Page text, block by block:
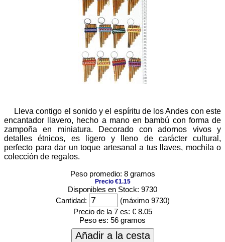
Lleva contigo el sonido y el espíritu de los Andes con este
encantador llavero, hecho a mano en bambú con forma de
zampoña en miniatura. Decorado con adornos vivos y
detalles étnicos, es ligero y lleno de carácter cultural,
perfecto para dar un toque artesanal a tus llaves, mochila o
colección de regalos.
Peso promedio: 8 gramos
Precio €1.15
Disponibles en Stock: 9730
Cantidad:
(máximo 9730)
Precio de la 7 es: € 8.05
Peso es: 56 gramos
Añadir a la cesta